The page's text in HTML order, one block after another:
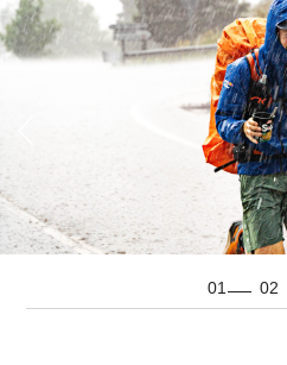
01 02